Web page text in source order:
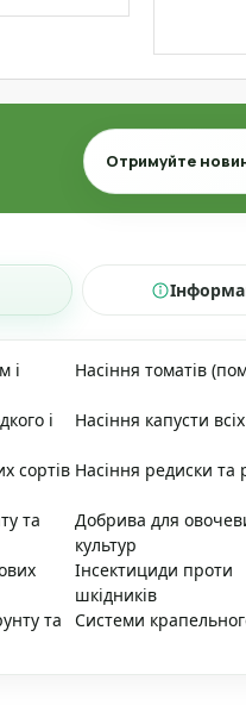
Email
Отримуйте
і
Насіння томатів
і
Насіння капусти
сортів Насіння редиски та
та
Добрива для
культур
Інсектициди проти
шкідників
та
Системи